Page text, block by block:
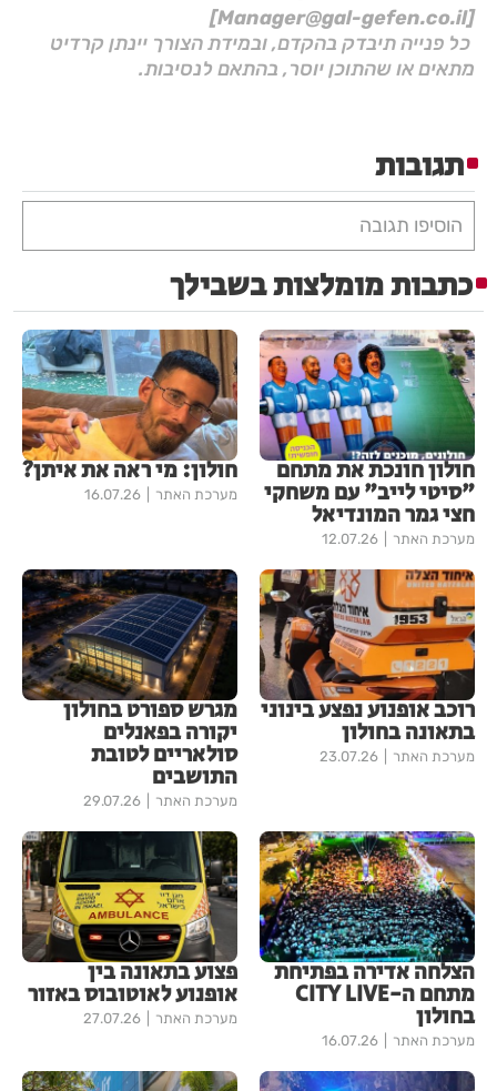
[Manager@gal-gefen.co.il]
כל פנייה תיבדק בהקדם, ובמידת הצורך יינתן קרדיט
מתאים או שהתוכן יוסר, בהתאם לנסיבות.
תגובות
הוסיפו תגובה
כתבות מומלצות בשבילך
חולון חונכת את מתחם
"סיטי לייב" עם משחקי
חצי גמר המונדיאל
מערכת האתר 12.07.26
חולון: מי ראה את איתן?
מערכת האתר 16.07.26
רוכב אופנוע נפצע בינוני
בתאונה בחולון
מערכת האתר 23.07.26
מגרש ספורט בחולון
יקורה בפאנלים
סולאריים לטובת
התושבים
מערכת האתר 29.07.26
הצלחה אדירה בפתיחת
מתחם ה-CITY LIVE
בחולון
מערכת האתר 16.07.26
פצוע בתאונה בין
אופנוע לאוטובוס באזור
מערכת האתר 27.07.26